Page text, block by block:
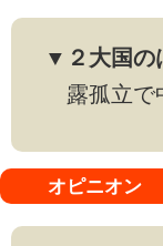
▼２大国の
露孤立で
オピニオン